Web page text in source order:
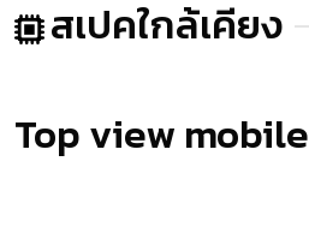
สเปคใกล้เคียง
Top view mobile